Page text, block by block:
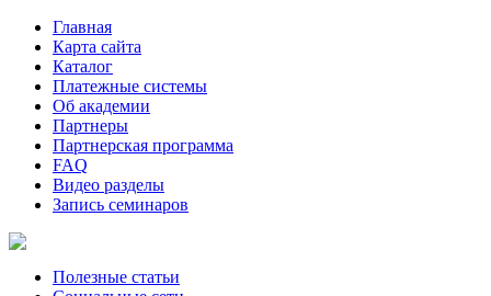
Главная
Карта сайта
Каталог
Платежные системы
Об академии
Партнеры
Партнерская программа
FAQ
Видео разделы
Запись семинаров
Полезные статьи